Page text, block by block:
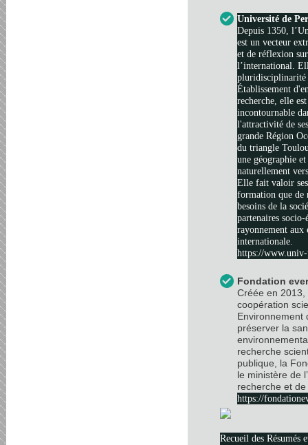
Université de
Depuis 1350,
est un vecteur
et de réflexion
l’international.
pluridisciplinarité
Établissement
recherche, elle
incontournable
l'attractivité de
grande Région
du triangle
une géographie
naturellement
Elle fait valoir
formation que de
besoins de la
partenaires
rayonnement aux
internationale.
https://
Fondation
Créée en
coopération
Environnement
préserver la
recherche
publique, la
le ministère de
recherche et
https://
Recueil des Résumés